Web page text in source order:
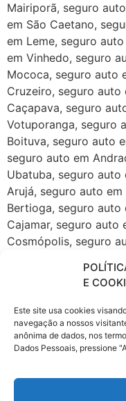
E
Este site usa cookies
navegação a nossos
anônima de dados, nos
Dados Pessoais, pressione
Mairiporã, seguro
em São Caetano,
em Leme, seguro
em Vinhedo, seguro
Mococa, seguro auto
Cruzeiro, seguro auto
Caçapava, seguro
Votuporanga, seguro
Boituva, seguro auto
seguro auto em
Ubatuba, seguro auto
Arujá, seguro auto
Bertioga, seguro auto
Cajamar, seguro auto
Cosmópolis, seguro
Guararema, seguro
Ibitinga, seguro auto
Itupeva, seguro auto
Jaguariúna, seguro
seguro auto em Lins,
auto em
seguro auto em
leste de São Paulo,